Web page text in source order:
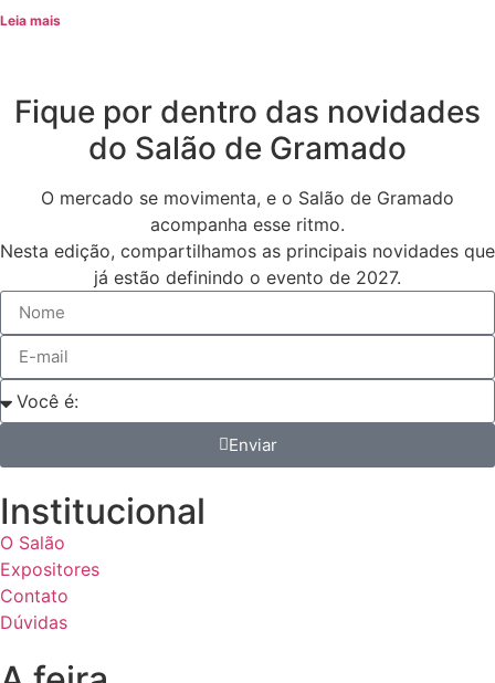
Leia mais
Fique por dentro das novidades
do Salão de Gramado
O mercado se movimenta, e o Salão de Gramado
acompanha esse ritmo.
Nesta edição, compartilhamos as principais novidades que
já estão definindo o evento de 2027.
Enviar
Institucional
O Salão
Expositores
Contato
Dúvidas